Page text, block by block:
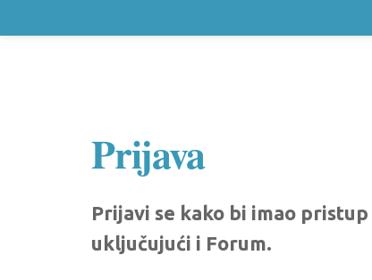
Prijava
Prijavi se kako bi imao
uključujući i Forum.